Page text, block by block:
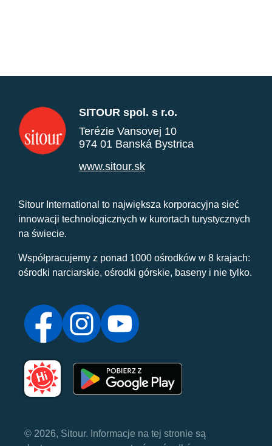
SITOUR spol. s r.o.
Terézie Vansovej 10
974 01 Banská Bystrica
www.sitour.sk
Sitour International to największa korporacyjna sieć
innowacji technologicznych w kurortach turystycznych
na świecie.
Współpracujemy z ponad 1000 ośrodków w 8 krajach:
ośrodki narciarskie, ośrodki górskie, baseny i nie tylko.
© 2026, Sitour. Informacje na tej stronie są